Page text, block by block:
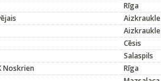
Rīga
Aizkraukle
Aizkraukle
Cēsis
Salaspils
Noskrien Rīga